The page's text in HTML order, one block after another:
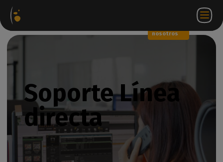
Paquetes
de
software
nosotros
ES
Soporte Línea
directa